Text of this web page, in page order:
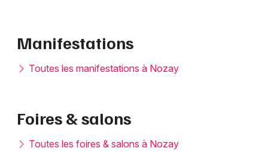
Manifestations
Toutes les manifestations à Nozay
Foires & salons
Toutes les foires & salons à Nozay